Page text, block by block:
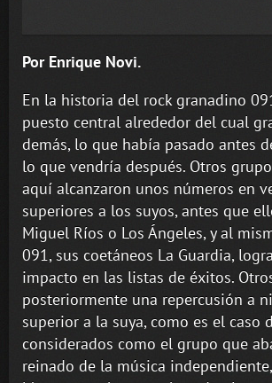
Por Enrique Novi.
En la historia del rock granadino
puesto central alrededor del cual
demás, lo que había pasado antes
lo que vendría después. Otros
aquí alcanzaron unos números en
superiores a los suyos, antes que
Miguel Ríos o Los Ángeles, y al
091, sus coetáneos La Guardia,
impacto en las listas de éxitos.
posteriormente una repercusión a
superior a la suya, como es el caso
considerados como el grupo que
reinado de la música